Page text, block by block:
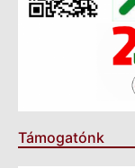
Támogatónk